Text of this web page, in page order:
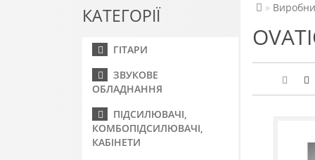
КАТЕГОРІЇ
ГІТАРИ
ЗВУКОВЕ
ОБЛАДНАННЯ
ПІДСИЛЮВАЧІ,
КОМБОПІДСИЛЮВАЧІ,
КАБІНЕТИ